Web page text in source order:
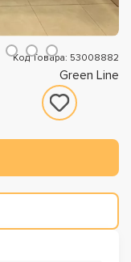
Код Товара: 53008882
Green Line